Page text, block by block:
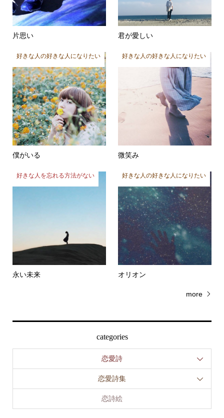
片思い 君が愛しい
好きな人の好きな人になりたい
僕がいる
好きな人の好きな人になりたい
微笑み
好きな人を忘れる方法がない
永い未来
好きな人の好きな人になりたい
オリオン
more
categories
恋愛詩
恋愛詩集
恋詩絵